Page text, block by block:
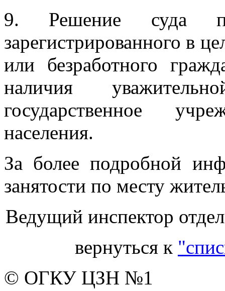
9. Решение суда
зарегистрированного в
или безработного
наличия
государственное
населения.
За более подробной
занятости по месту
Ведущий инспектор
вернуться к
© ОГКУ ЦЗН №1